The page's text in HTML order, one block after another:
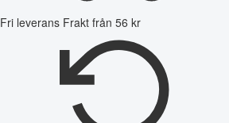
Fri leverans Frakt från 56 kr